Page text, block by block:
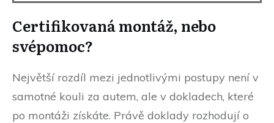
Certifikovaná montáž, nebo
svépomoc?
Největší rozdíl mezi jednotlivými postupy není v
samotné kouli za autem, ale v dokladech, které
po montáži získáte. Právě doklady rozhodují o